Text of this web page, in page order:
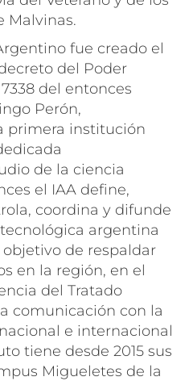
Malvinas.
fue creado el
del Poder
del entonces
Perón,
primera institución
de la ciencia
el IAA define,
coordina y difunde
argentina
de respaldar
en la región, en el
del Tratado
comunicación con la
e internacional
tiene desde 2015 sus
Migueletes de la